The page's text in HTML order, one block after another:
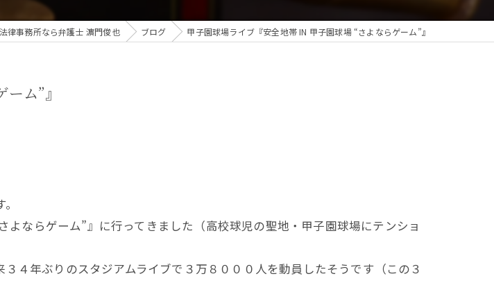
律事務所なら弁護士 濵門俊也 ブログ 甲子園球場ライブ『安全地帯 IN 甲子園球場 “さよならゲーム”』
ム”』
ならゲーム”』に行ってきました（高校球児の聖地・甲子園球場にテンショ
４年ぶりのスタジアムライブで３万８０００人を動員したそうです（この３